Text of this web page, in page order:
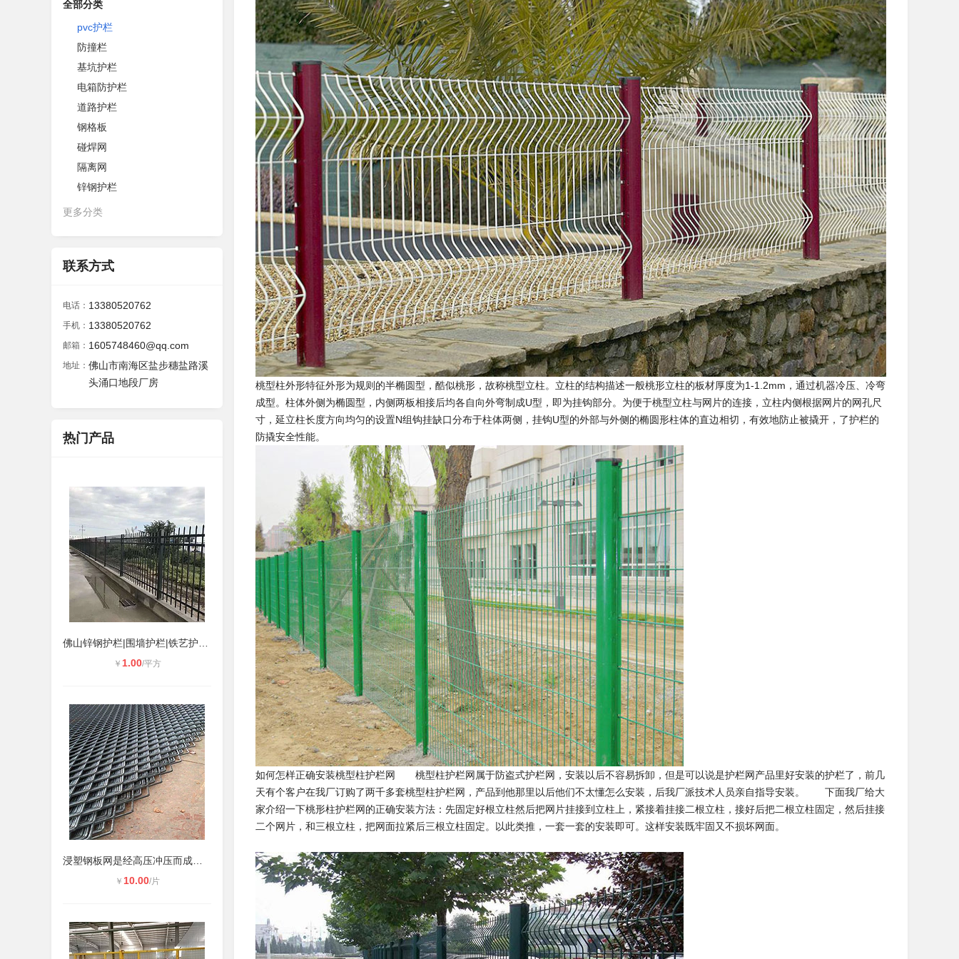
全部分类
pvc护栏
防撞栏
基坑护栏
电箱防护栏
道路护栏
钢格板
碰焊网
隔离网
锌钢护栏
更多分类
联系方式
电话： 13380520762
手机： 13380520762
邮箱： 1605748460@qq.com
地址： 佛山市南海区盐步穗盐路溪
头涌口地段厂房
热门产品
￥ 1.00/平方
￥ 10.00/片
桃型柱外形特征外形为规则的半椭圆型，酷似桃形，故称桃型立柱。立柱的结构描述一般桃形立柱的板材厚度为1-1.2mm，通过机器冷压、冷弯
成型。柱体外侧为椭圆型，内侧两板相接后均各自向外弯制成U型，即为挂钩部分。为便于桃型立柱与网片的连接，立柱内侧根据网片的网孔尺
寸，延立柱长度方向均匀的设置N组钩挂缺口分布于柱体两侧，挂钩U型的外部与外侧的椭圆形柱体的直边相切，有效地防止被撬开，了护栏的
防撬安全性能。
如何怎样正确安装桃型柱护栏网 桃型柱护栏网属于防盗式护栏网，安装以后不容易拆卸，但是可以说是护栏网产品里好安装的护栏了，前几
天有个客户在我厂订购了两千多套桃型柱护栏网，产品到他那里以后他们不太懂怎么安装，后我厂派技术人员亲自指导安装。 下面我厂给大
家介绍一下桃形柱护栏网的正确安装方法：先固定好根立柱然后把网片挂接到立柱上，紧接着挂接二根立柱，接好后把二根立柱固定，然后挂接
二个网片，和三根立柱，把网面拉紧后三根立柱固定。以此类推，一套一套的安装即可。这样安装既牢固又不损坏网面。